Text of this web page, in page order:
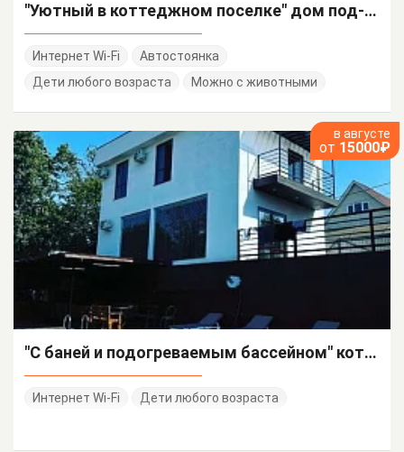
"Уютный в коттеджном поселке" дом под-ключ
Интернет Wi-Fi
Автостоянка
Дети любого возраста
Можно с животными
в августе
от 15000₽
"С баней и подогреваемым бассейном" коттедж под-ключ
Интернет Wi-Fi Дети любого возраста